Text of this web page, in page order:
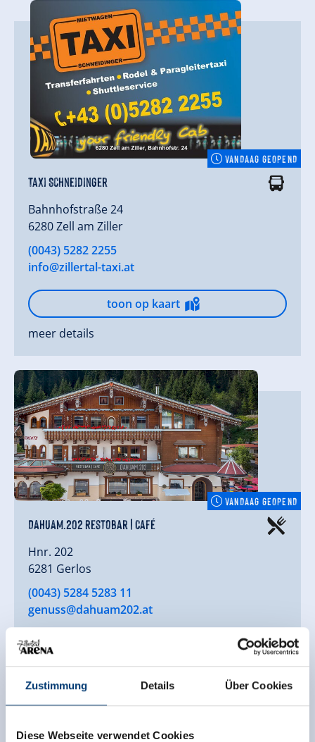
Zustimmung Details Über Cookies
Diese Webseite verwendet Cookies
VANDAAG GEOPEND
Taxi Schneidinger
Bahnhofstraße 24
6280 Zell am Ziller
(0043) 5282 2255
info@zillertal-taxi.at
toon op kaart
meer details
VANDAAG GEOPEND
DAHUAM.202 Restobar|Café
Hnr. 202
6281 Gerlos
(0043) 5284 5283 11
genuss@dahuam202.at